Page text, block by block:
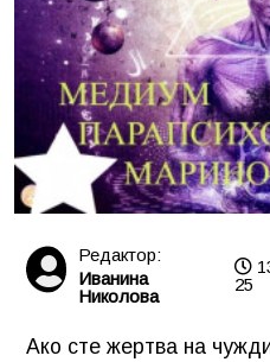
Редактор:
Иванина
Николова
25
Ако сте жертва на